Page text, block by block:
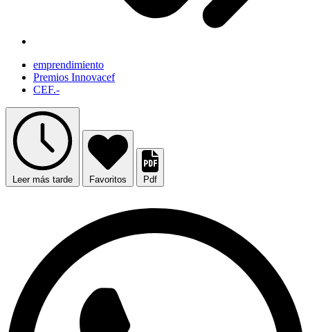
emprendimiento
Premios Innovacef
CEF.-
Leer más tarde Favoritos Pdf